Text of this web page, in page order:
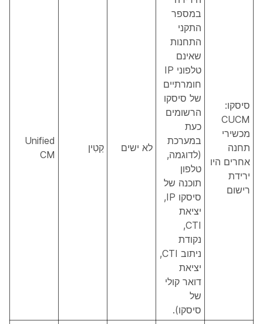
סיסקו:
CUCM
מכשירי
תחנה
אחרים היו
ירידת
רישום
במספר
התקני
התחנות
שאינם
טלפוני IP
חומרתיים
של סיסקו
הרשומים
כעת
במערכת
(לדוגמה,
טלפון
תוכנה של
סיסקו IP,
יציאת
CTI,
נקודת
ניתוב CTI,
יציאת
דואר קולי
של
סיסקו).
לא ישים קַטִין
Unified
CM